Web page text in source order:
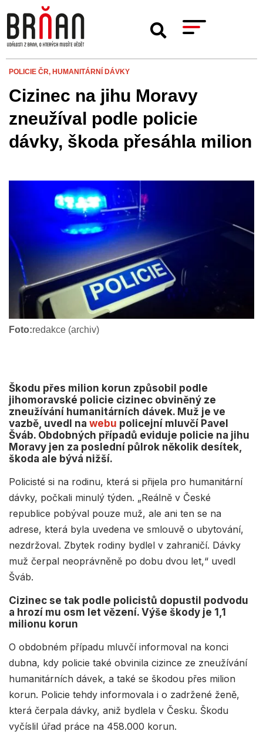
POLICIE ČR, HUMANITÁRNÍ DÁVKY
Cizinec na jihu Moravy
zneužíval podle policie
dávky, škoda přesáhla milion
Foto:redakce (archiv)
Škodu přes milion korun způsobil podle
jihomoravské policie cizinec obviněný ze
zneužívání humanitárních dávek. Muž je ve
vazbě, uvedl na webu policejní mluvčí Pavel
Šváb. Obdobných případů eviduje policie na jihu
Moravy jen za poslední půlrok několik desítek,
škoda ale bývá nižší.
Policisté si na rodinu, která si přijela pro humanitární
dávky, počkali minulý týden. „Reálně v České
republice pobýval pouze muž, ale ani ten se na
adrese, která byla uvedena ve smlouvě o ubytování,
nezdržoval. Zbytek rodiny bydlel v zahraničí. Dávky
muž čerpal neoprávněně po dobu dvou let,“ uvedl
Šváb.
Cizinec se tak podle policistů dopustil podvodu
a hrozí mu osm let vězení. Výše škody je 1,1
milionu korun
O obdobném případu mluvčí informoval na konci
dubna, kdy policie také obvinila cizince ze zneužívání
humanitárních dávek, a také se škodou přes milion
korun. Policie tehdy informovala i o zadržené ženě,
která čerpala dávky, aniž bydlela v Česku. Škodu
vyčíslil úřad práce na 458.000 korun.